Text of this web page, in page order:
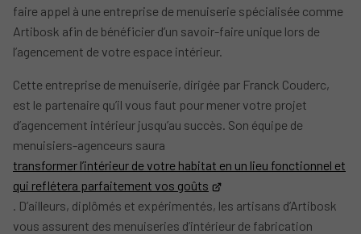
faire appel à une entreprise de menuiserie spécialisée comme
Artibosk afin de bénéficier d’un savoir-faire unique lors de
l’agencement de votre espace intérieur.
Cette entreprise de menuiserie, dirigée par Franck Couderc,
est le partenaire qu’il vous faut pour mener votre projet
d’agencement intérieur jusqu’au succès. Son équipe de
menuisiers-agenceurs saura
transformer l’intérieur de votre habitat en un lieu fonctionnel et
qui reflétera parfaitement vos goûts
. D’ailleurs, diplômés et expérimentés, les artisans d’Artibosk
vous assurent des menuiseries d’intérieur de fabrication